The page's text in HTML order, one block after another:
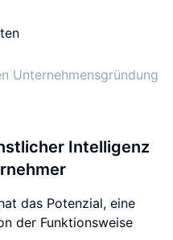
Unternehmensgründung
Intelligenz
das Potenzial, eine
der Funktionsweise